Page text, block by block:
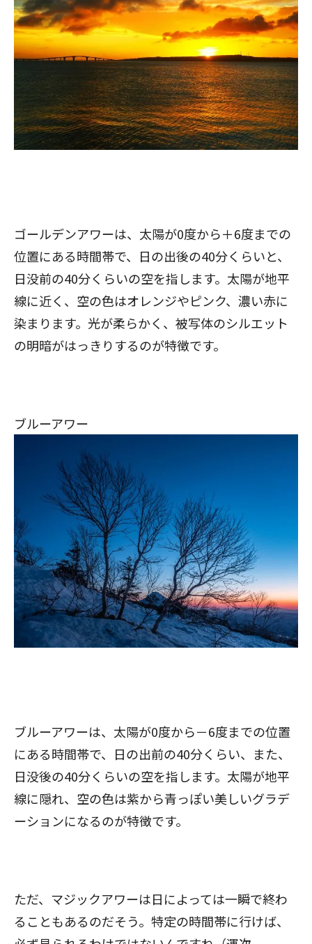
ゴールデンアワーは、太陽が0度から＋6度までの
位置にある時間帯で、日の出後の40分くらいと、
日没前の40分くらいの空を指します。太陽が地平
線に近く、空の色はオレンジやピンク、濃い赤に
染まります。光が柔らかく、被写体のシルエット
の明暗がはっきりするのが特徴です。
ブルーアワー
ブルーアワーは、太陽が0度から－6度までの位置
にある時間帯で、日の出前の40分くらい、また、
日没後の40分くらいの空を指します。太陽が地平
線に隠れ、空の色は紫から青っぽい美しいグラデ
ーションになるのが特徴です。
ただ、マジックアワーは日によっては一瞬で終わ
ることもあるのだそう。特定の時間帯に行けば、